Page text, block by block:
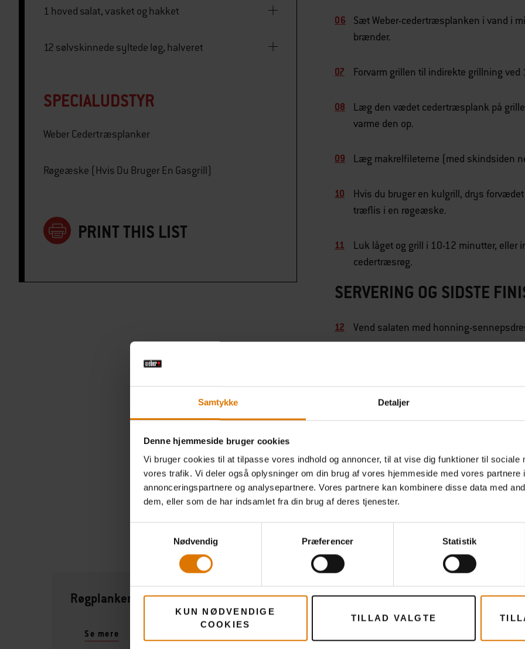
Samtykke Detaljer
Denne hjemmeside bruger cookies
Vi bruger cookies til at tilpasse vores indhold og annoncer, til at vise dig funktioner til sociale
vores trafik. Vi deler også oplysninger om din brug af vores hjemmeside med vores partnere
annonceringspartnere og analysepartnere. Vores partnere kan kombinere disse data med
dem, eller som de har indsamlet fra din brug af deres tjenester.
Nødvendig
Præferencer Statistik
KUN NØDVENDIGE
COOKIES
TILLAD VALGTE
1 hoved salat, vasket og hakket
12 sølvskinnede syltede løg, halveret
SPECIALUDSTYR
Weber Cedertræsplanker
Røgeæske (Hvis Du Bruger En Gasgrill)
PRINT THIS LIST
Sæt Weber-cedertræsplanken i vand i
brænder.
Forvarm grillen til indirekte grillning ved
Læg den vædet cedertræsplank på
varme den op.
Læg makrelfileterne (med skindsiden
Hvis du bruger en kulgrill, drys
træflis i en røgeæske.
Luk låget og grill i 10-12 minutter, eller
cedertræsrøg.
SERVERING OG SIDSTE
Vend salaten med honning-
Flæk de varme makrelfileter forsigtigt
Gør det nemt
Anbefalet tilbehør
Røgplanker - Cedertræ
Se mere